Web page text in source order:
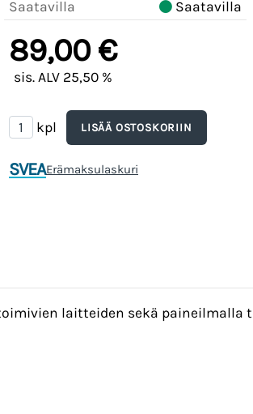
Saatavilla
Saatavilla
89,00 €
sis. ALV 25,50 %
kpl
SVEAErämaksulaskuri
laitteiden sekä paineilmalla